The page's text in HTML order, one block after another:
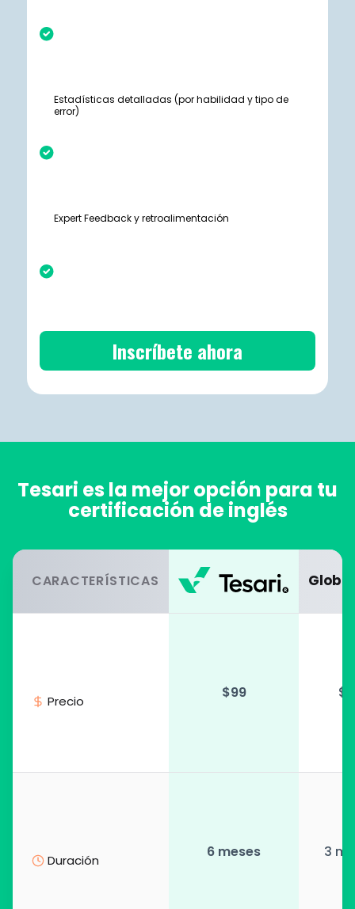
Estadísticas detalladas (por habilidad y tipo de
error)
Expert Feedback y retroalimentación
Inscríbete ahora
Tesari es la mejor opción para tu
certificación de inglés
CARACTERÍSTICAS
Precio $99
Duración 6 meses 3